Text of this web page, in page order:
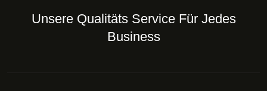
Unsere Qualitäts Service Für Jedes
Business